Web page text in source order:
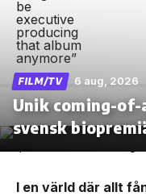
FILM/TV 6 aug, 2026
Unik coming-of-
svensk
I en värld där allt